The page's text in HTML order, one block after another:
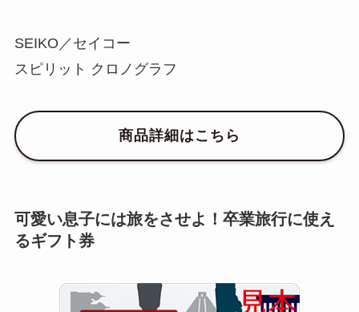
SEIKO／セイコー
スピリット クロノグラフ
商品詳細はこちら
可愛い息子には旅をさせよ！卒業旅行に使え
るギフト券